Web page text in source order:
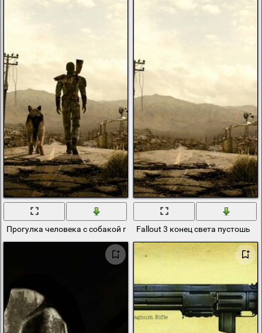
Прогулка человека с собакой по вечернему fallout
Fallout 3 конец света пустошь